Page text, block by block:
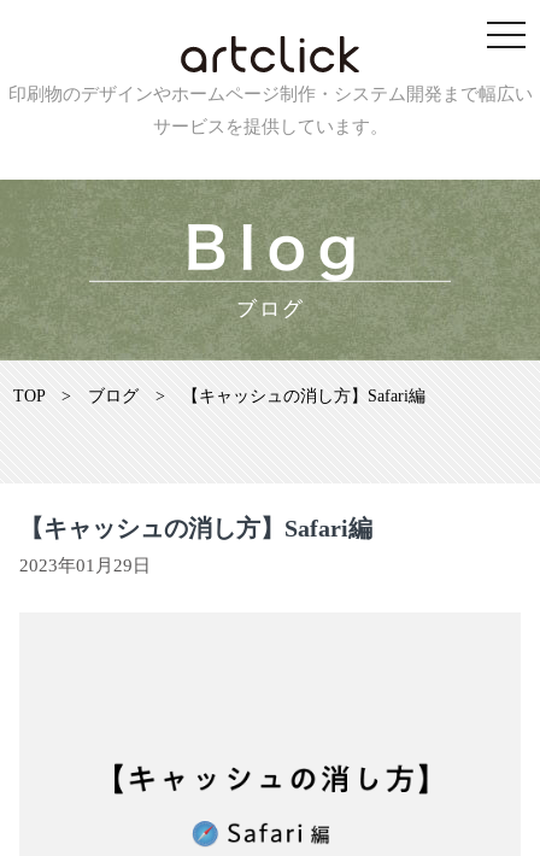
印刷物のデザインやホームページ制作・システム開発まで幅広い
サービスを提供しています。
TOP > ブログ > 【キャッシュの消し方】Safari編
【キャッシュの消し方】Safari編
2023年01月29日